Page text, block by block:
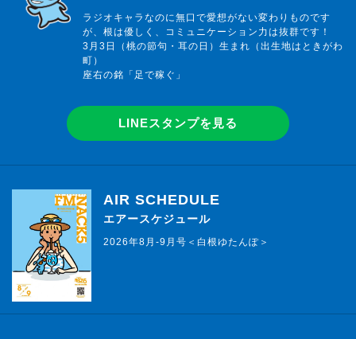
ラジオキャラなのに無口で愛想がない変わりものです
が、根は優しく、コミュニケーション力は抜群です！
3月3日（桃の節句・耳の日）生まれ（出生地はときがわ
町）
座右の銘「足で稼ぐ」
LINEスタンプを見る
AIR SCHEDULE
エアースケジュール
2026年8月-9月号＜白根ゆたんぽ＞